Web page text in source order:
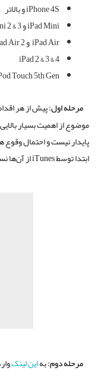
iPhone 4S و بالاتر
iPad Mini و iPad Mini 2 & 3
iPad Air و iPad Air 2
iPad 2 & 3 & 4
Touch 5th Gen
مرحله اول:پیش از هر
پایدار نیست و احتمال وقوع
ابتدا توسط iTunes از آن‌ها نسخه پشتیبان تهیه کنید.
مرحله دوم:بهاین لینک